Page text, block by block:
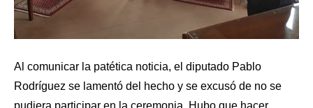
Al comunicar la patética noticia, el diputado Pablo
Rodríguez se lamentó del hecho y se excusó de no se